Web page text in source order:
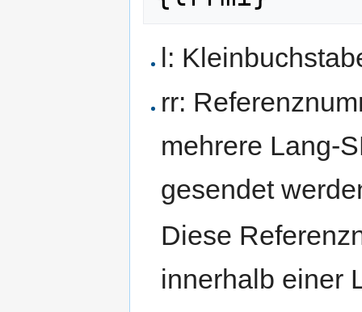
l:
rr:
mehrere Lang-
gesendet
Diese
innerhalb einer